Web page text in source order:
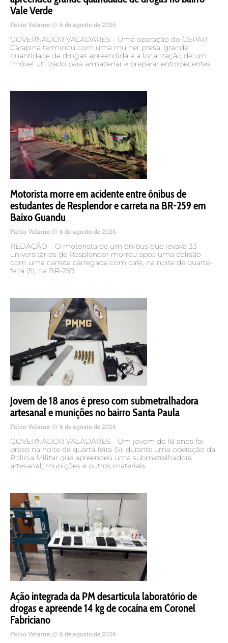
Vale Verde
Fabio Velame 6 de agosto de 2026
GOVERNADOR VALADARES – Uma operação do GEPAR
Carapina terminou com uma mulher presa, grande
quantidade de drogas apreendida e a localização de um
imóvel utilizado para armazenar e preparar entorpecentes
Motorista morre em acidente entre ônibus de
estudantes de Resplendor e carreta na BR-259 em
Baixo Guandu
Fabio Velame 6 de agosto de 2026
REDAÇÃO – O motorista de um ônibus que levava 33
universitários de Resplendor morreu após uma colisão
com uma carreta carregada com café, na noite de quarta-
feira (5), na BR-259,
Jovem de 18 anos é preso com submetralhadora
artesanal e munições no bairro Santa Paula
Fabio Velame 6 de agosto de 2026
GOVERNADOR VALADARES – Um jovem de 18 anos foi
preso na noite de quarta-feira (5), durante uma operação da
Polícia Militar que apreendeu uma submetralhadora
artesanal, munições e outros materiais
Ação integrada da PM desarticula laboratório de
drogas e apreende 14 kg de cocaína em Coronel
Fabriciano
Fabio Velame 6 de agosto de 2026